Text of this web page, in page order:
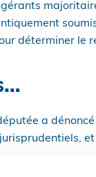
déterminer le
a